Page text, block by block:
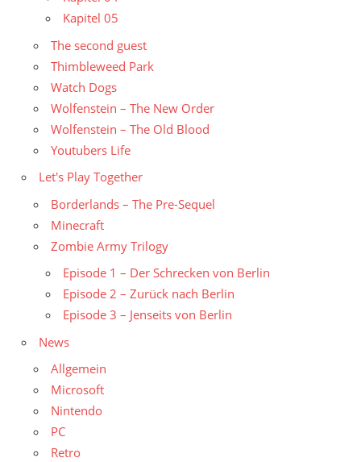
Kapitel 05
The second guest
Thimbleweed Park
Watch Dogs
Wolfenstein – The New Order
Wolfenstein – The Old Blood
Youtubers Life
Let's Play Together
Borderlands – The Pre-Sequel
Minecraft
Zombie Army Trilogy
Episode 1 – Der Schrecken von Berlin
Episode 2 – Zurück nach Berlin
Episode 3 – Jenseits von Berlin
News
Allgemein
Microsoft
Nintendo
PC
Retro